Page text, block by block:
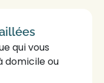
qui vous
domicile ou